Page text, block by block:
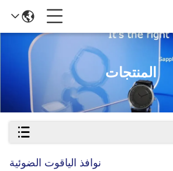
المنتجات
نوافذ الياقوت الضوئية